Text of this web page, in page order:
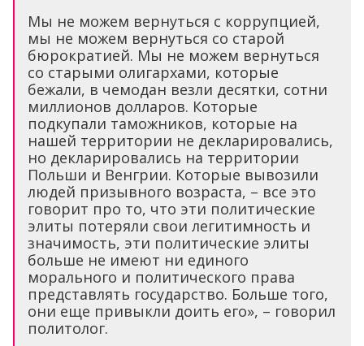
Мы не можем вернуться с коррупцией,
мы не можем вернуться со старой
бюрократией. Мы не можем вернуться
со старыми олигархами, которые
бежали, в чемодан везли десятки, сотни
миллионов долларов. Которые
подкупали таможников, которые на
нашей территории не декларировались,
но декларировались на территории
Польши и Венгрии. Которые вывозили
людей призывного возраста, – все это
говорит про то, что эти политические
элиты потеряли свои легитимность и
значимость, эти политические элиты
больше не имеют ни единого
морального и политического права
представлять государство. Больше того,
они еще привыкли доить его», – говорил
политолог.